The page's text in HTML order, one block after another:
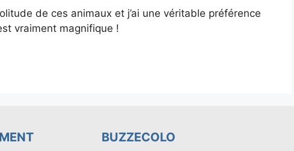
de ces animaux et j’ai une véritable préférence
vraiment magnifique !
BUZZECOLO